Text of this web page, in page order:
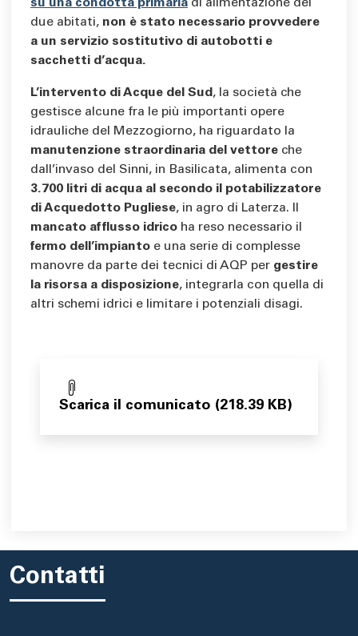
su una condotta primaria di alimentazione dei
due abitati, non è stato necessario provvedere
a un servizio sostitutivo di autobotti e
sacchetti d’acqua.
L’intervento di Acque del Sud , la società che
gestisce alcune fra le più importanti opere
idrauliche del Mezzogiorno, ha riguardato la
manutenzione straordinaria del vettore che
dall’invaso del Sinni, in Basilicata, alimenta con
3.700 litri di acqua al secondo il potabilizzatore
di Acquedotto Pugliese, in agro di Laterza. Il
mancato afflusso idrico ha reso necessario il
fermo dell’impianto e una serie di complesse
manovre da parte dei tecnici di AQP per gestire
la risorsa a disposizione, integrarla con quella di
altri schemi idrici e limitare i potenziali disagi.
Scarica il comunicato (218.39 KB)
Contatti